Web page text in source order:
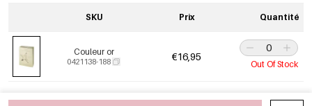
SKU Prix Quantité
Couleur or
0421138-188 €16,95
Out Of Stock